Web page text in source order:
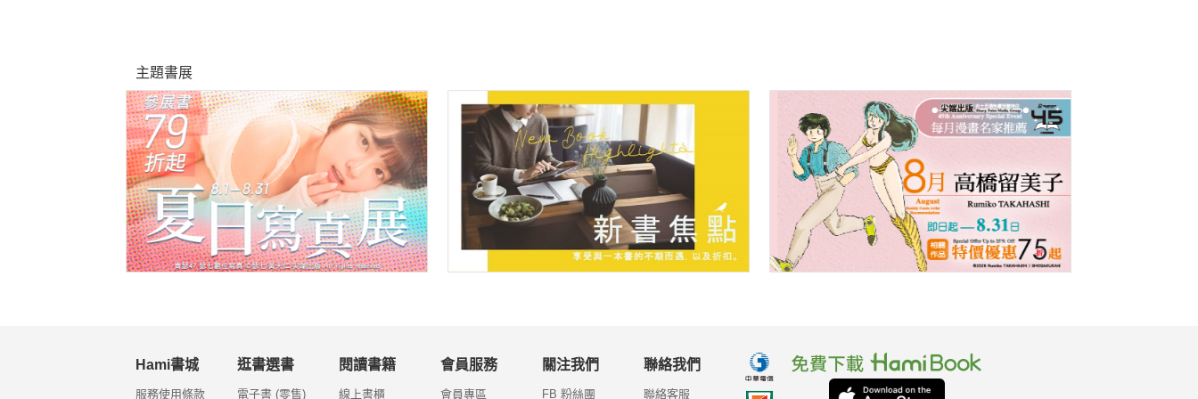
主題書展
Hami書城
服務使用條款
逛書選書
電子書 (零售)
閱讀書籍
線上書櫃
會員服務
會員專區
關注我們
FB 粉絲團
聯絡我們
聯絡客服